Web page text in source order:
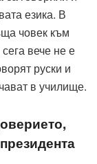
езика. В
човек към
вече не е
руски и
в училище.